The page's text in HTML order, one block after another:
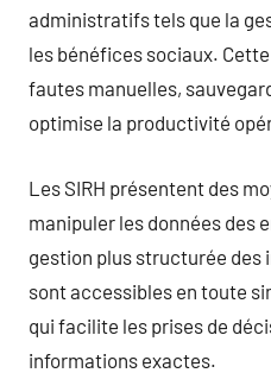
administratifs tels que la
les bénéfices sociaux.
fautes manuelles,
optimise la productivité
Les SIRH présentent des
manipuler les données des
gestion plus structurée des
sont accessibles en toute
qui facilite les prises de
informations exactes.